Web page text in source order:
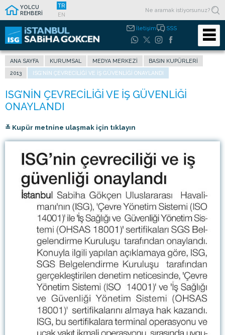
YOLCU
REHBERİ
TR
EN
İletişim SSS
ANA SAYFA KURUMSAL MEDYA MERKEZI
BASIN KUPÜRLERI
2013
ISG’NIN ÇEVRECILIĞI VE IŞ GÜVENLIĞI ONAYLANDI
≚ Kupür metnine ulaşmak için tıklayın